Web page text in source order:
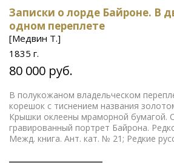
Записки о лорде Байроне. В
одном переплете
[Медвин Т.]
1835 г.
80 000 руб.
В полукожаном владельческом
корешок с тиснением названия
Крышки оклеены мраморной бумагой.
гравированный портрет Байрона.
Межд. книга. Ант. кат. № 21; Редкие